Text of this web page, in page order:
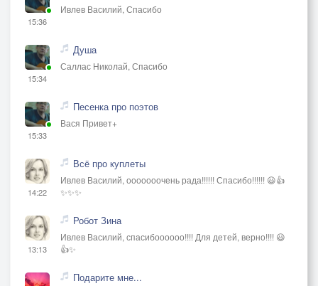
15:36
Ивлев Василий, Спасибо
15:34
Душа
Саллас Николай, Спасибо
15:33
Песенка про поэтов
Вася Привет+
14:22
Всё про куплеты
Ивлев Василий, ооооооочень рада!!!!!! Спасибо!!!!!! 😃👍
✨✨✨
13:13
Робот Зина
Ивлев Василий, спасибоооооо!!!! Для детей, верно!!!! 😃
👍✨
Подарите мне...